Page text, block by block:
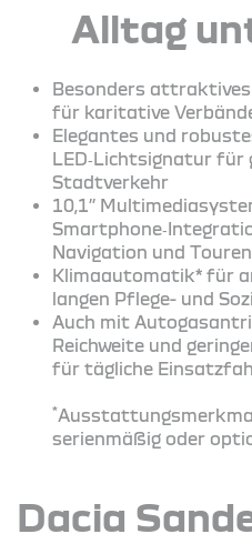
Alltag
Besonders attraktives
für karitative
Elegantes und
LED‑Lichtsignatur
Stadtverkehr
10,1’’
Navigation und
Klimaautomatik* für
langen Pflege- und
Auch mit
Reichweite und
für tägliche
*
serienmäßig oder
Dacia